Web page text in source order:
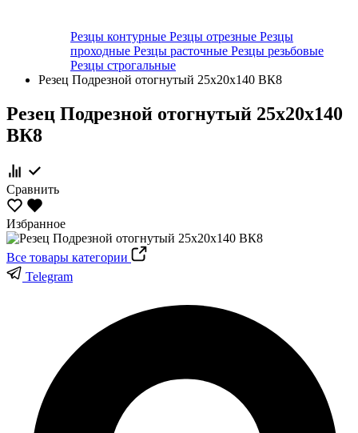
Резцы контурные Резцы отрезные Резцы
проходные Резцы расточные Резцы резьбовые
Резцы строгальные
Резец Подрезной отогнутый 25х20х140 ВК8
Резец Подрезной отогнутый 25х20х140
ВК8
Сравнить
Избранное
Все товары категории
Telegram